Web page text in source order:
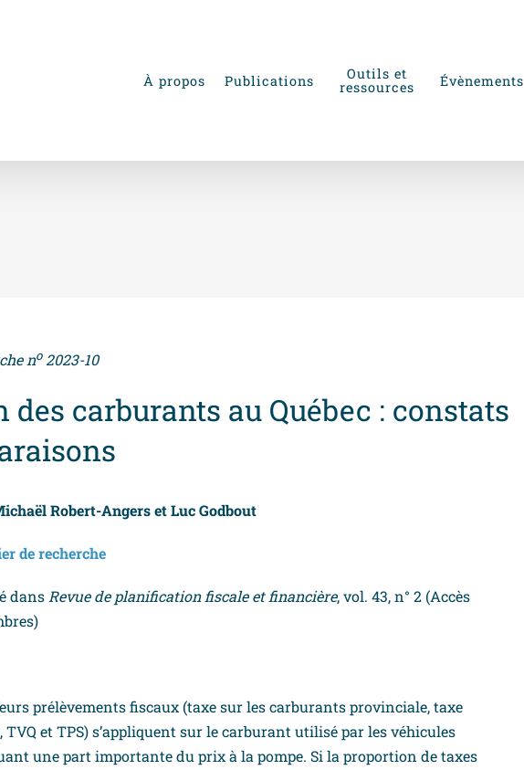
À propos Publications Outils et
ressources Évènements
no2023-10
des carburants au Québec : constats
Robert-Angers et Luc Godbout
de recherche
dansRevue de planification fiscale et financière, vol. 43, n° 2 (Accès
prélèvements fiscaux (taxe sur les carburants provinciale, taxe
TVQ et TPS) s’appliquent sur le carburant utilisé par les véhicules
une part importante du prix à la pompe. Si la proportion de taxes